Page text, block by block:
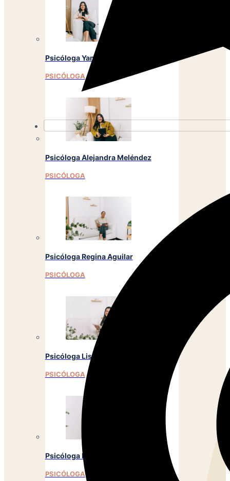
Psicóloga Yancy Cierra
PSICÓLOGA
Psicóloga Alejandra Meléndez
PSICÓLOGA
Psicóloga Regina Aguilar
PSICÓLOGA
Psicóloga Lisbeth Calles
PSICÓLOGA
Psicóloga Emely Barrera
PSICÓLOGA